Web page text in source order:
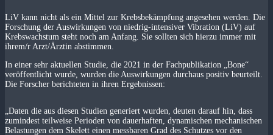
LiV kann nicht als ein Mittel zur Krebsbekämpfung angesehen werden. Die
Forschung der Auswirkungen von niedrig-intensiver Vibration (LiV) auf
Krebswachstum steht noch am Anfang. Sie sollten sich hierzu immer mit
ihrem/r Arzt/Ärztin abstimmen.
In einer sehr aktuellen Studie, die 2021 in der Fachpublikation „Bone“
veröffentlicht wurde, wurden die Auswirkungen durchaus positiv beurteilt.
Die Forscher berichteten in ihren Ergebnissen:
„Daten die aus diesen Studien generiert wurden, deuten darauf hin, dass
zumindest teilweise Perioden von dauerhaften, dynamischen mechanischen
Belastungen dem Skelett einen messbaren Grad des Schutzes vor den